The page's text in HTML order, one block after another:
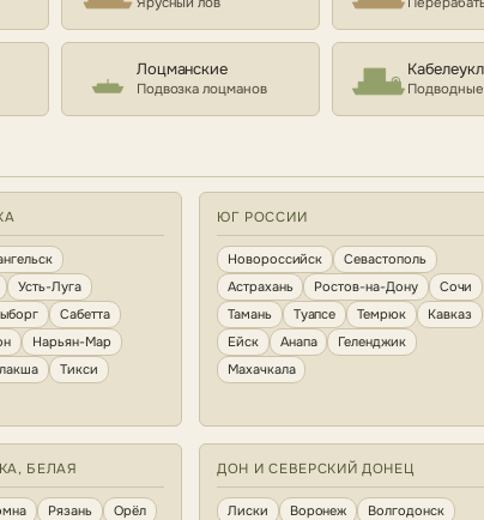
Лоцманские
Подвозка лоцманов Подводные
Усть-Луга
Сабетта
Нарьян-Мар
Тикси
ЮГ РОССИИ
Новороссийск
Севастополь
Астрахань
Ростов-на-Дону
Сочи
Тамань
Туапсе Темрюк
Кавказ
Ейск
Анапа
Геленджик
Махачкала
БЕЛАЯ
Рязань
Орёл
ДОН И СЕВЕРСКИЙ ДОНЕЦ
Лиски Воронеж
Волгодонск